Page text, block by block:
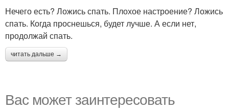
Нечего есть? Ложись спать. Плохое настроение? Ложись
спать. Когда проснешься, будет лучше. А если нет,
продолжай спать.
читать дальше →
Вас может заинтересовать